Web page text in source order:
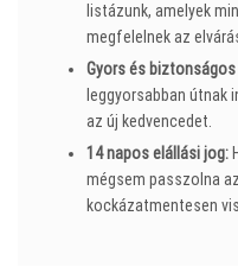
listázunk, amelyek
megfelelnek az
Gyors és
leggyorsabban útnak
az új kedvencedet.
14 napos elállási jog:
mégsem passzolna
kockázatmentesen